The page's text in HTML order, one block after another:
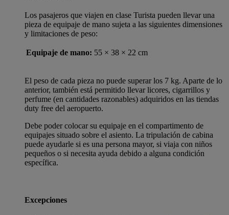
Los pasajeros que viajen en clase Turista pueden llevar una
pieza de equipaje de mano sujeta a las siguientes dimensiones
y limitaciones de peso:
Equipaje de mano: 55 × 38 × 22 cm
El peso de cada pieza no puede superar los 7 kg. Aparte de lo
anterior, también está permitido llevar licores, cigarrillos y
perfume (en cantidades razonables) adquiridos en las tiendas
duty free del aeropuerto.
Debe poder colocar su equipaje en el compartimento de
equipajes situado sobre el asiento. La tripulación de cabina
puede ayudarle si es una persona mayor, si viaja con niños
pequeños o si necesita ayuda debido a alguna condición
específica.
Excepciones